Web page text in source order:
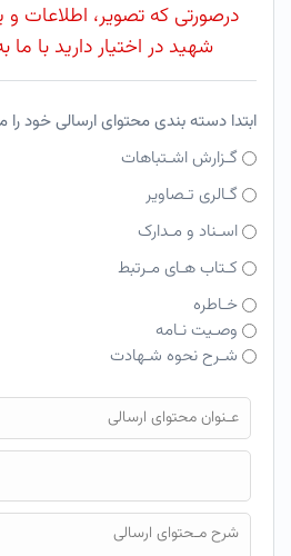
درصورتی که تصویر، اطلاعات و
شهید در اختیار دارید با ما
ابتدا دسته بندی محتوای ارسالی خود
گـزارش اشـتباهات
گـالری تـصاویر
اسـناد و مـدارک
کـتاب هـای مـرتبط
خـاطره
وصـیت نـامه
شـرح نحوه شـهادت
فایل محتوای ارسالی